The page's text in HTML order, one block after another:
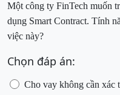
Một công ty FinTech muốn
dụng Smart Contract. Tính
việc này?
Chọn đáp án:
Cho vay không cần xác